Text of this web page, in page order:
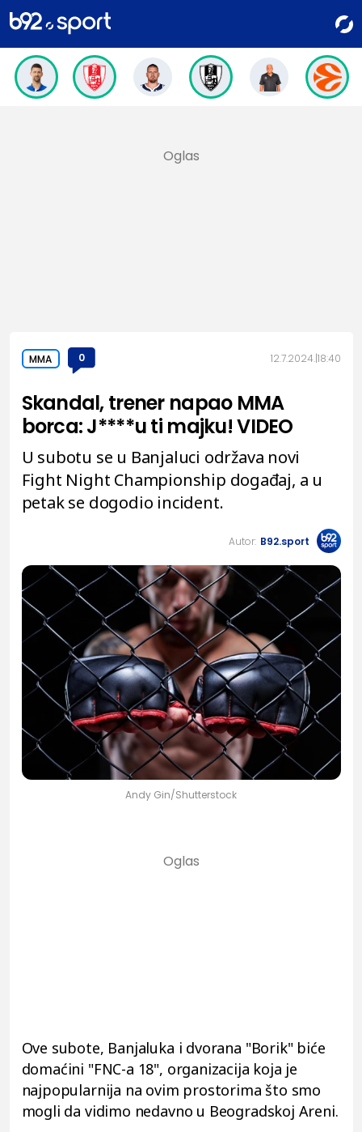
MMA 0 12.7.2024. 18:40
Skandal, trener napao MMA
borca: J****u ti majku! VIDEO
U subotu se u Banjaluci održava novi
Fight Night Championship događaj, a u
petak se dogodio incident.
Autor: B92.sport
Andy Gin/Shutterstock
Ove subote, Banjaluka i dvorana "Borik" biće
domaćini "FNC-a 18", organizacija koja je
najpopularnija na ovim prostorima što smo
mogli da vidimo nedavno u Beogradskoj Areni.